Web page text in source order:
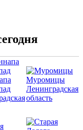
Муромицы
Ленинградская
область